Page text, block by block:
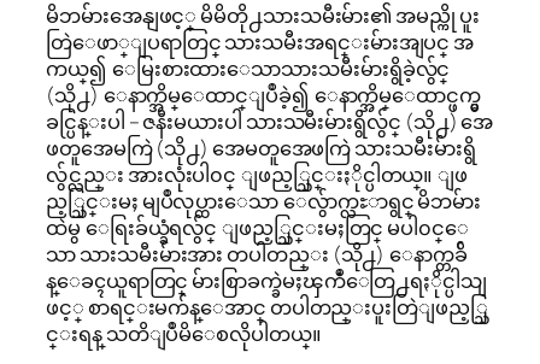
မိဘမ်ားအေနျဖင့္ မိမိတို႕သားသမီးမ်ား၏ အမည္ကို ပူး
တြဲေဖာ္ျပရာတြင္ သားသမီးအရင္းမ်ားအျပင္ အ
ကယ္၍ ေမြးစားထားေသာသားသမီးမ်ားရွိခဲ့လွ်င္
(သို႕) ေနာက္အိမ္ေထာင္ျပဳခဲ့၍ ေနာက္အိမ္ေထာင္ဖက္မွ
ခင္ပြန္းပါ – ဇနီးမယားပါ သားသမီးမ်ားရွိလွ်င္ (သို႕) အေ
ဖတူအေမကြဲ (သို႕) အေမတူအေဖကြဲ သားသမီးမ်ားရွိ
လွ်င္လည္း အားလုံးပါ၀င္ ျဖည့္သြင္းႏိုင္ပါတယ္။ ျဖ
ည့္သြင္းမႈ မျပဳလုပ္ထားေသာ ေလွ်ာက္လႊာရွင္ မိဘမ်ား
ထဲမွ ေရြးခ်ယ္ခံရလွ်င္ ျဖည့္သြင္းမႈတြင္ မပါ၀င္ေ
သာ သားသမီးမ်ားအား တပါတည္း (သို႕) ေနာက္တခ်ိ
န္ေခၚယူရာတြင္ မ်ားစြာခက္ခဲမႈၾကဳံေတြ႕ရႏိုင္ပါသျ
ဖင့္ စာရင္းမက်န္ေအာင္ တပါတည္းပူးတြဲျဖည့္သြ
င္းရန္ သတိျပဳမိေစလိုပါတယ္။